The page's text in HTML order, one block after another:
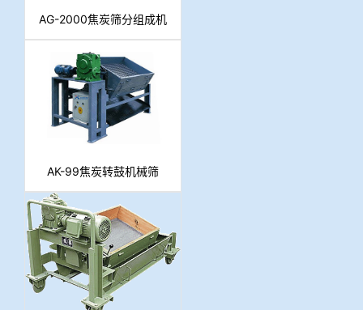
AG-2000焦炭筛分组成机
械筛
AK-99焦炭转鼓机械筛